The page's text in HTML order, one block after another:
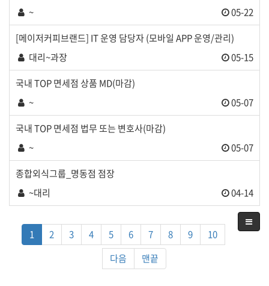
~
05-22
[메이저커피브랜드] IT 운영 담당자 (모바일 APP 운영/관리)
대리~과장
05-15
국내 TOP 면세점 상품 MD(마감)
~
05-07
국내 TOP 면세점 법무 또는 변호사(마감)
~
05-07
종합외식그룹_명동점 점장
~대리
04-14
열린
1 페이지
2 페이지
3페이지
4페이지
5페이지
6페이지
7페이지
8페이지
9페이지
10페이지
다음
맨끝